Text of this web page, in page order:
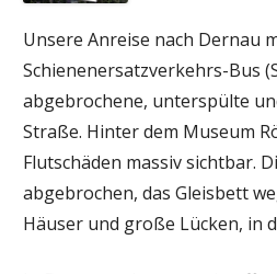
Unsere Anreise nach Dernau
Schienenersatzverkehrs-Bus
abgebrochene, unterspülte
Straße. Hinter dem Museum
Flutschäden massiv sichtbar.
abgebrochen, das Gleisbett
Häuser und große Lücken, in